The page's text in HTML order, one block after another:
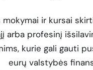
mokymai ir kursai
arba profesinį
kurie gali gauti
eurų valstybės